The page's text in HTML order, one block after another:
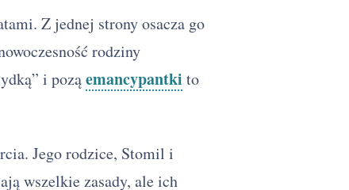
Z jednej strony osacza go
rodziny
i poząemancypantki to
Jego rodzice, Stomil i
wszelkie zasady, ale ich